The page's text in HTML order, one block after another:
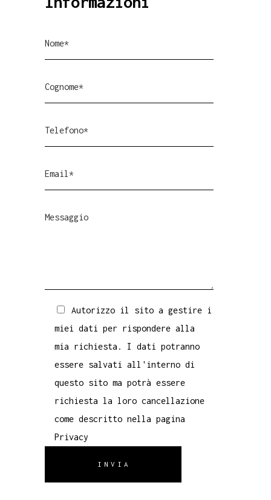
Autorizzo il sito a gestire i
miei dati per rispondere alla
mia richiesta. I dati potranno
essere salvati all'interno di
questo sito ma potrà essere
richiesta la loro cancellazione
come descritto nella pagina
Privacy
INVIA